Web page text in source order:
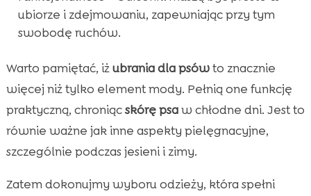
ubiorze i zdejmowaniu, zapewniając przy tym
swobodę ruchów.
Warto pamiętać, iżubrania dla psówto znacznie
więcej niż tylko element mody. Pełnią one funkcję
praktyczną, chroniącskórę psaw chłodne dni. Jest to
równie ważne jak inne aspekty pielęgnacyjne,
szczególnie podczas jesieni i zimy.
Zatem dokonujmy wyboru odzieży, która spełni